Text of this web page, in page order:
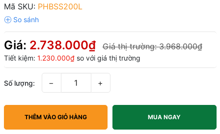
Mã SKU: PHBSS200L
Giá: 2.738.000₫ Giá thị trường:3.968.000₫
Tiết kiệm: 1.230.000₫so với giá thị trường
Số lượng: − +
THÊM VÀO GIỎ HÀNG MUA NGAY